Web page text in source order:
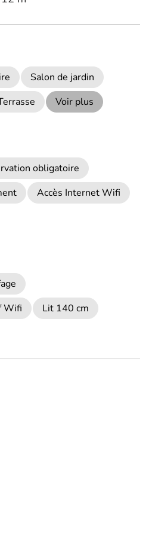
Salon de jardin
Voir plus
obligatoire
Accès Internet Wifi
Wifi
Lit 140 cm